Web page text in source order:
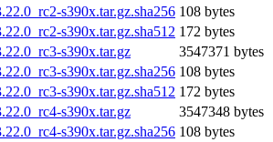
s390x.tar.gz.sha256 108 bytes
s390x.tar.gz.sha512 172 bytes
s390x.tar.gz
3547371 bytes
s390x.tar.gz.sha256 108 bytes
s390x.tar.gz.sha512 172 bytes
s390x.tar.gz
3547348 bytes
s390x.tar.gz.sha256 108 bytes